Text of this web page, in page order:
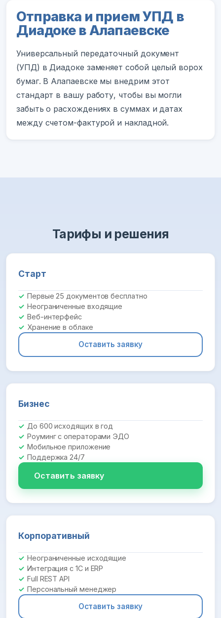
Отправка и прием УПД в
Диадоке в Алапаевске
Универсальный передаточный документ
(УПД) в Диадоке заменяет собой целый ворох
бумаг. В Алапаевске мы внедрим этот
стандарт в вашу работу, чтобы вы могли
забыть о расхождениях в суммах и датах
между счетом-фактурой и накладной.
Тарифы и решения
Старт
Первые 25 документов бесплатно
Неограниченные входящие
Веб-интерфейс
Хранение в облаке
Оставить заявку
Бизнес
До 600 исходящих в год
Роуминг с операторами ЭДО
Мобильное приложение
Поддержка 24/7
Оставить заявку
Корпоративный
Неограниченные исходящие
Интеграция с 1С и ERP
Full REST API
Персональный менеджер
Оставить заявку